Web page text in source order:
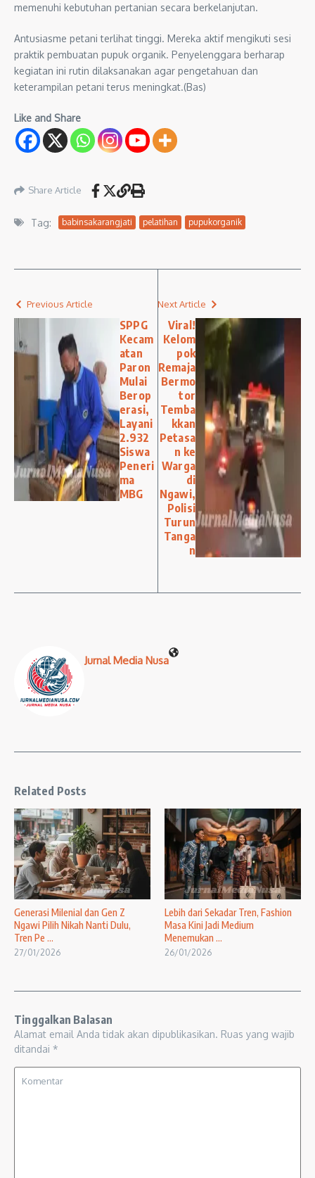
memenuhi kebutuhan pertanian secara berkelanjutan.
Antusiasme petani terlihat tinggi. Mereka aktif mengikuti sesi
praktik pembuatan pupuk organik. Penyelenggara berharap
kegiatan ini rutin dilaksanakan agar pengetahuan dan
keterampilan petani terus meningkat.(Bas)
Like and Share
Share Article
Tag: babinsakarangjati pelatihan pupukorganik
Previous Article
SPPG
Kecam
atan
Paron
Mulai
Berop
erasi,
Layani
2.932
Siswa
Peneri
ma
MBG
Next Article
Viral!
Kelom
pok
Remaja
Bermo
tor
Temba
kkan
Petasa
n ke
Warga
di
Ngawi,
Polisi
Turun
Tanga
n
Jurnal Media Nusa
Related Posts
Generasi Milenial dan Gen Z
Ngawi Pilih Nikah Nanti Dulu,
Tren Pe ...
27/01/2026
Lebih dari Sekadar Tren, Fashion
Masa Kini Jadi Medium
Menemukan ...
26/01/2026
Tinggalkan Balasan
Alamat email Anda tidak akan dipublikasikan. Ruas yang wajib
ditandai *